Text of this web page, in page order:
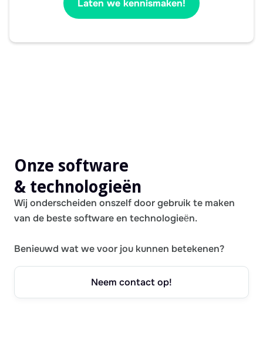
Laten we kennismaken!
Onze software
& technologieën
Wij onderscheiden onszelf door gebruik te maken
van de beste software en technologieën.
Benieuwd wat we voor jou kunnen betekenen?
Neem contact op!